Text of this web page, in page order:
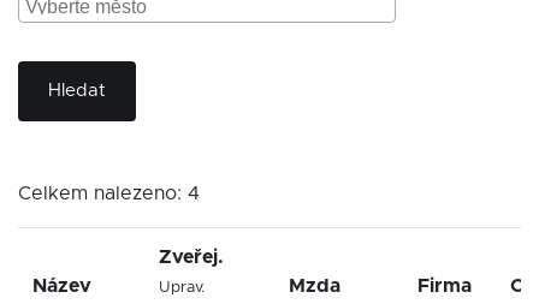
Hledat
Celkem nalezeno: 4
Název
Zveřej.
Uprav. Mzda Firma